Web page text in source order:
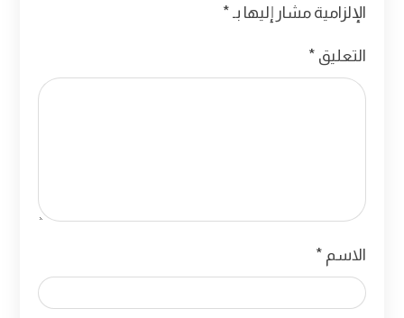
الإلزامية مشار إليها بـ *
التعليق *
الاسم *